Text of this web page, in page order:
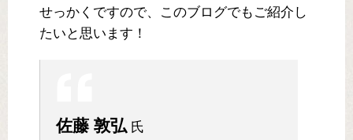
せっかくですので、このブログでもご紹介し
たいと思います！
佐藤 敦弘 氏